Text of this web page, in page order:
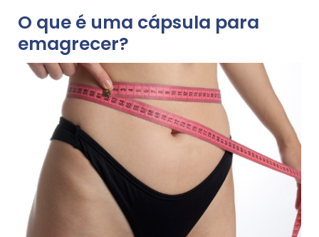
O que é uma cápsula para
emagrecer?